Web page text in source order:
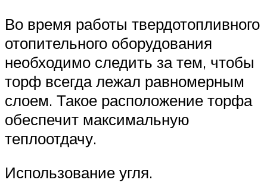
Во время работы твердотопливного
отопительного оборудования
необходимо следить за тем, чтобы
торф всегда лежал равномерным
слоем. Такое расположение торфа
обеспечит максимальную
теплоотдачу.
Использование угля.